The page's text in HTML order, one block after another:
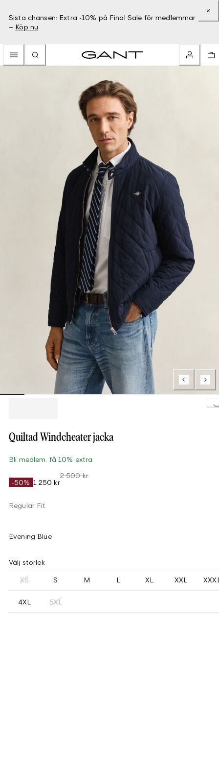
Sista chansen: Extra -10% på Final Sale för medlemmar
– Köp nu
Quiltad Windcheater jacka
Bli medlem, få 10% extra
-50% 1 250 kr
2 500 kr
Regular Fit
Evening Blue
Välj storlek
XS S M L XL XXL
4XL 5XL